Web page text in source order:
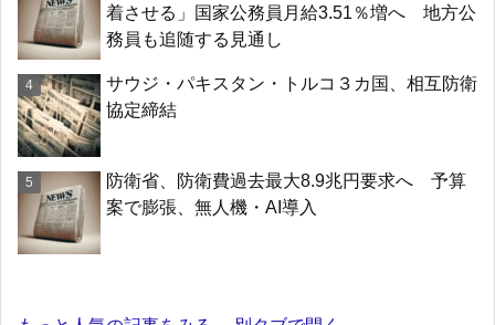
着させる」国家公務員月給3.51％増へ 地方公
務員も追随する見通し
サウジ・パキスタン・トルコ３カ国、相互防衛
協定締結
防衛省、防衛費過去最大8.9兆円要求へ 予算
案で膨張、無人機・AI導入